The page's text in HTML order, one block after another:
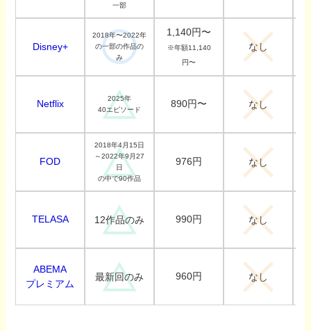
一部
Disney+
2018年〜2022年
の一部の作品の
み
1,140円〜
※年額11,140
円〜
なし
Netflix
2025年
40エピソード
890円〜 なし
FOD
2018年4月15日
～2022年9月27
日
の中で90作品
976円 なし
TELASA 12作品のみ 990円 なし
ABEMA
プレミアム
最新回のみ 960円 なし